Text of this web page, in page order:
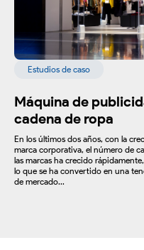
Estudios de caso
Máquina de
cadena de ropa
En los últimos dos años, con la
marca corporativa, el número de
las marcas ha crecido
lo que se ha convertido en una
de mercado...